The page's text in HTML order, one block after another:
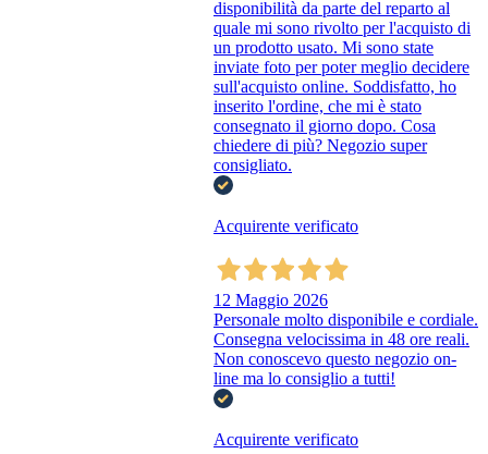
disponibilità da parte del reparto al
quale mi sono rivolto per l'acquisto di
un prodotto usato. Mi sono state
inviate foto per poter meglio decidere
sull'acquisto online. Soddisfatto, ho
inserito l'ordine, che mi è stato
consegnato il giorno dopo. Cosa
chiedere di più? Negozio super
consigliato.
Acquirente verificato
12 Maggio 2026
Personale molto disponibile e cordiale.
Consegna velocissima in 48 ore reali.
Non conoscevo questo negozio on-
line ma lo consiglio a tutti!
Acquirente verificato